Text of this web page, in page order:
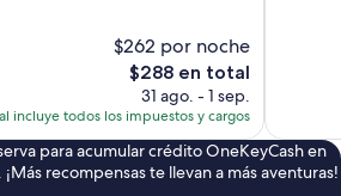
$262 por noche
El
precio
actual
es
de
$288
$288 en total
31 ago. - 1 sep.
incluye todos los impuestos y cargos
para acumular crédito OneKeyCash en
recompensas te llevan a más aventuras!